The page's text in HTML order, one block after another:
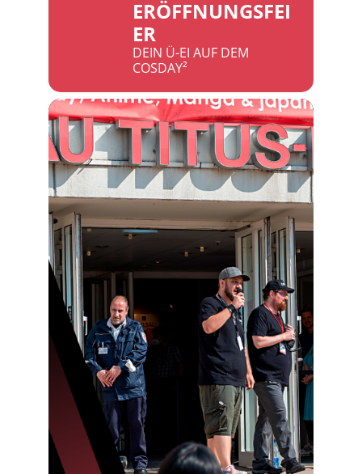
ERÖFFNUNGSFEI
ER
DEIN Ü-EI AUF DEM
COSDAY²